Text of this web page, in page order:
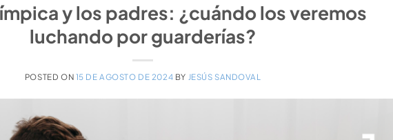
y los padres: ¿cuándo los veremos
luchando por guarderías?
POSTED ON 15 DE AGOSTO DE 2024 BY JESÚS SANDOVAL